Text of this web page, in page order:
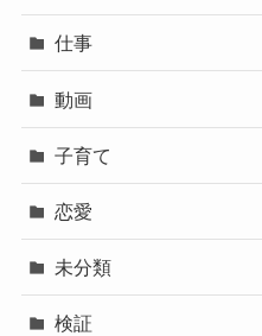
仕事
動画
子育て
恋愛
未分類
検証